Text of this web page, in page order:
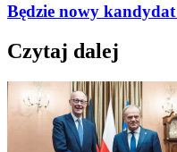
Będzie nowy
Czytaj dalej